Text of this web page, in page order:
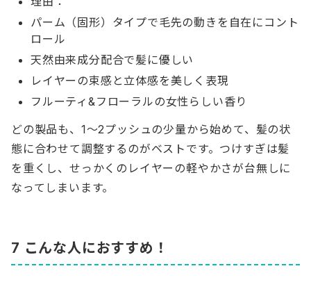
パーム（固形）タイプで毛先の動きを自在にコント
ロール
天然由来成分配合で髪に優しい
レイヤーの束感と立体感を美しく表現
フルーティ&フローラルの女性らしい香り
どの製品も、1〜2プッシュの少量から始めて、髪の状
態に合わせて調整するのがベストです。つけすぎは髪
を重くし、せっかくのレイヤーの軽やかさが台無しに
なってしまいます。
7 こんな人におすすめ！